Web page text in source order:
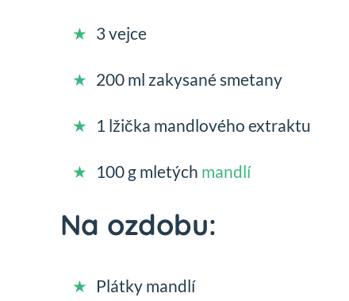
3 vejce
200 ml zakysané smetany
1 lžička mandlového extraktu
100 g mletých mandlí
Na ozdobu:
Plátky mandlí